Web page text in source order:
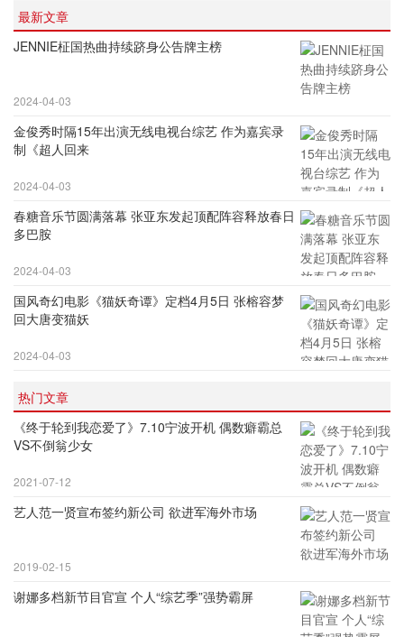
最新文章
JENNIE柾国热曲持续跻身公告牌主榜
2024-04-03
金俊秀时隔15年出演无线电视台综艺 作为嘉宾录
制《超人回来
2024-04-03
春糖音乐节圆满落幕 张亚东发起顶配阵容释放春日
多巴胺
2024-04-03
国风奇幻电影《猫妖奇谭》定档4月5日 张榕容梦
回大唐变猫妖
2024-04-03
热门文章
《终于轮到我恋爱了》7.10宁波开机 偶数癖霸总
VS不倒翁少女
2021-07-12
艺人范一贤宣布签约新公司 欲进军海外市场
2019-02-15
谢娜多档新节目官宣 个人“综艺季”强势霸屏